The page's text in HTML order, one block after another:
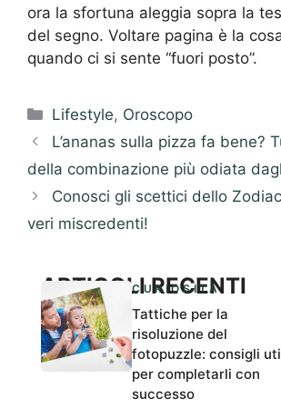
ora la sfortuna aleggia sopra la
del segno. Voltare pagina è la
quando ci si sente “fuori posto”.
Categorie
Lifestyle, Oroscopo
L’ananas sulla pizza fa bene?
della combinazione più odiata
Conosci gli scettici dello
veri miscredenti!
ARTICOLI RECENTI
CURIOSITÀ
Tattiche per la
risoluzione del
fotopuzzle: consigli
per completarli con
successo